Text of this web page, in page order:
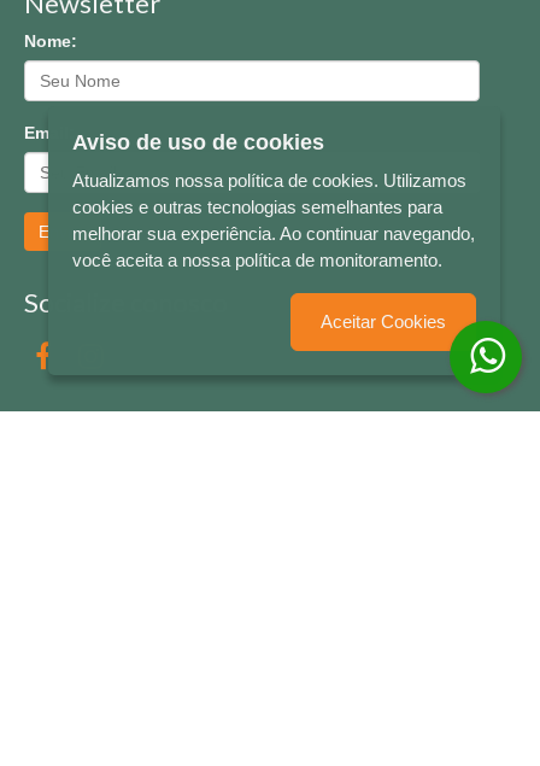
Nome:
Email:
Enviar
Socialize conosco
Aviso de uso de cookies
Atualizamos nossa política de cookies. Utilizamos
cookies e outras tecnologias semelhantes para
melhorar sua experiência. Ao continuar navegando,
você aceita a nossa política de monitoramento.
Aceitar Cookies